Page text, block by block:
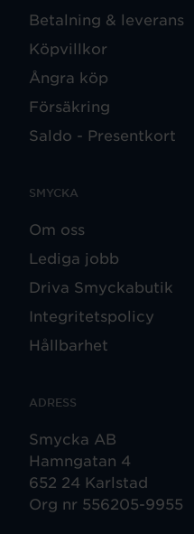
Betalning & leverans
Köpvillkor
Ångra köp
Försäkring
Saldo - Presentkort
SMYCKA
Om oss
Lediga jobb
Driva Smyckabutik
Integritetspolicy
Hållbarhet
ADRESS
Smycka AB
Hamngatan 4
652 24 Karlstad
Org nr 556205-9955